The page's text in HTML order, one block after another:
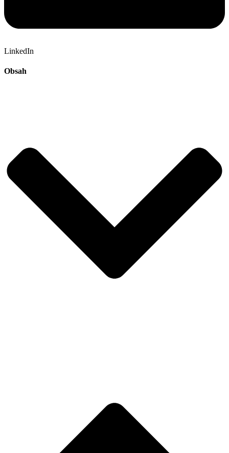
LinkedIn
Obsah